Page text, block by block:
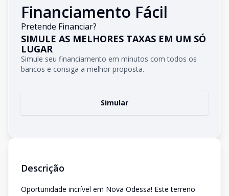
Financiamento Fácil
Pretende Financiar?
SIMULE AS MELHORES TAXAS EM UM SÓ
LUGAR
Simule seu financiamento em minutos com todos os
bancos e consiga a melhor proposta.
Simular
Descrição
Oportunidade incrível em Nova Odessa! Este terreno